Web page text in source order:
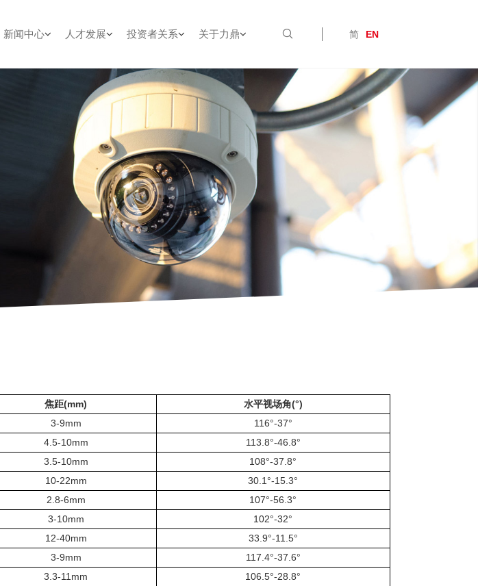
新闻中心 人才发展 投资者关系 关于力鼎 简 EN
焦距(mm)
水平视场角(°)
3-9mm
116°-37°
4.5-10mm
113.8°-46.8°
3.5-10mm
108°-37.8°
10-22mm
30.1°-15.3°
2.8-6mm
107°-56.3°
3-10mm
102°-32°
12-40mm
33.9°-11.5°
3-9mm
117.4°-37.6°
3.3-11mm 106.5°-28.8°